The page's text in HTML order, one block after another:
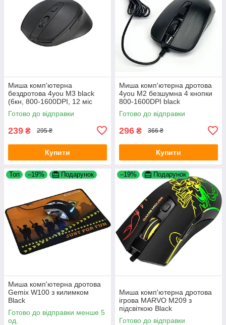
Миша комп'ютерна
бездротова 4you M3 black
(6кн, 800-1600DPI, 12 міс
гарантія)
Готово до відправки
239 ₴ 295 ₴
Купити
Миша комп'ютерна дротова
4you M2 безшумна 4 кнопки
800-1600DPI black
Готово до відправки
296 ₴ 366 ₴
Купити
Топ –19% Подарунок
Миша комп'ютерна дротова
Gemix W100 з килимком
Black
Готово до відправки менше 5
од.
–19% Подарунок
Миша комп'ютерна дротова
ігрова MARVO M209 з
підсвіткою Black
Готово до відправки